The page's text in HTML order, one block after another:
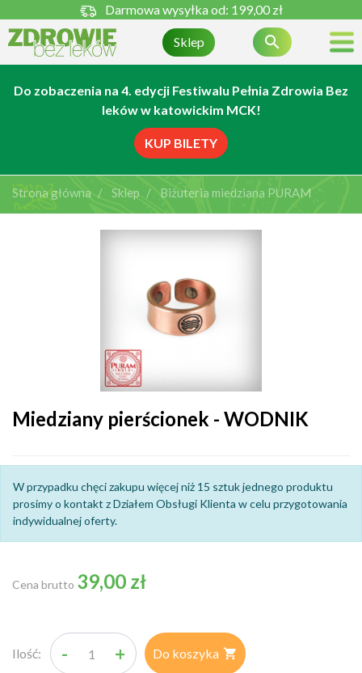
Darmowa wysyłka od: 199,00 zł
Sklep 
Do zobaczenia na 4. edycji Festiwalu Pełnia Zdrowia Bez
leków w katowickim MCK!
KUP BILETY
Strona główna Sklep Biżuteria miedziana PURAM
Miedziany pierścionek - WODNIK
W przypadku chęci zakupu więcej niż 15 sztuk jednego produktu
prosimy o kontakt z Działem Obsługi Klienta w celu przygotowania
indywidualnej oferty.
Cena brutto 39,00 zł
Ilość: - + Do koszyka 